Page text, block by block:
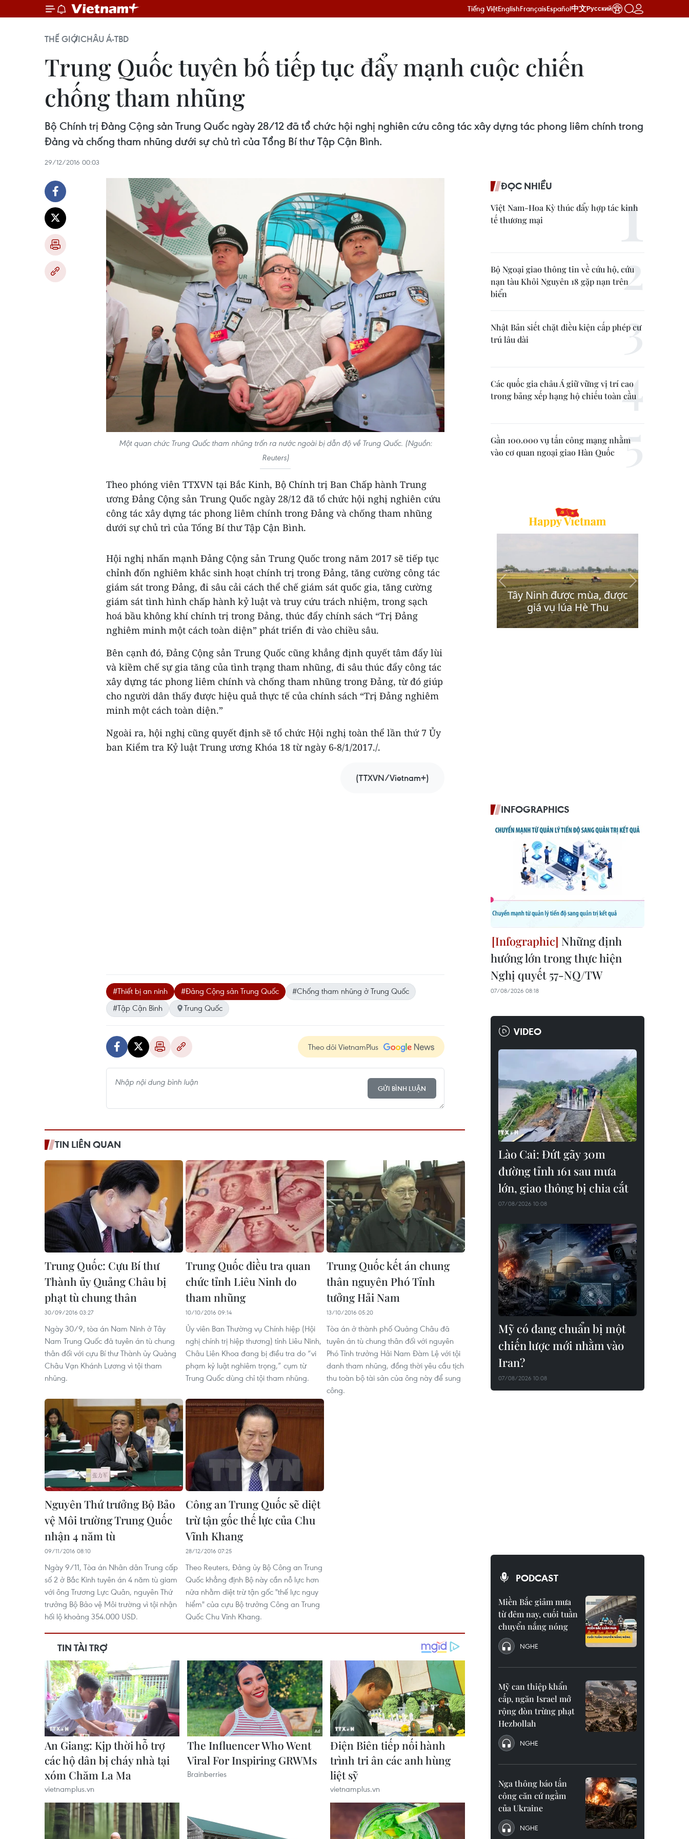
Tiếng ViệtEnglishFrançaisEspañol中文Русский
THẾ GIỚICHÂU Á-TBD
Trung Quốc tuyên bố tiếp tục đẩy mạnh cuộc chiến
chống tham nhũng
Bộ Chính trị Đảng Cộng sản Trung Quốc ngày 28/12 đã tổ chức hội nghị nghiên cứu công tác xây dựng tác phong liêm chính trong
Đảng và chống tham nhũng dưới sự chủ trì của Tổng Bí thư Tập Cận Bình.
29/12/2016 00:03
Một quan chức Trung Quốc tham nhũng trốn ra nước ngoài bị dẫn độ về Trung Quốc. (Nguồn:
Reuters)
Theo phóng viên TTXVN tại Bắc Kinh, Bộ Chính trị Ban Chấp hành Trung
ương Đảng Cộng sản Trung Quốc ngày 28/12 đã tổ chức hội nghị nghiên cứu
công tác xây dựng tác phong liêm chính trong Đảng và chống tham nhũng
dưới sự chủ trì của Tổng Bí thư Tập Cận Bình.
Hội nghị nhấn mạnh Đảng Cộng sản Trung Quốc trong năm 2017 sẽ tiếp tục
chỉnh đốn nghiêm khắc sinh hoạt chính trị trong Đảng, tăng cường công tác
giám sát trong Đảng, đi sâu cải cách thể chế giám sát quốc gia, tăng cường
giám sát tình hình chấp hành kỷ luật và truy cứu trách nhiệm, trong sạch
hoá bầu không khí chính trị trong Đảng, thúc đẩy chính sách “Trị Đảng
nghiêm minh một cách toàn diện” phát triển đi vào chiều sâu.
Bên cạnh đó, Đảng Cộng sản Trung Quốc cũng khẳng định quyết tâm đẩy lùi
và kiềm chế sự gia tăng của tình trạng tham nhũng, đi sâu thúc đẩy công tác
xây dựng tác phong liêm chính và chống tham nhũng trong Đảng, từ đó giúp
cho người dân thấy được hiệu quả thực tế của chính sách “Trị Đảng nghiêm
minh một cách toàn diện.”
Ngoài ra, hội nghị cũng quyết định sẽ tổ chức Hội nghị toàn thể lần thứ 7 Ủy
ban Kiểm tra Kỷ luật Trung ương Khóa 18 từ ngày 6-8/1/2017./.
(TTXVN/Vietnam+)
#Thiết bị an ninh #Đảng Cộng sản Trung Quốc
#Chống tham nhũng ở Trung Quốc
#Tập Cận Bình
Trung Quốc
Theo dõi VietnamPlus
GỬI BÌNH LUẬN
TIN LIÊN QUAN
Trung Quốc: Cựu Bí thư
Thành ủy Quảng Châu bị
phạt tù chung thân
30/09/2016 03:27
Ngày 30/9, tòa án Nam Ninh ở Tây
Nam Trung Quốc đã tuyên án tù chung
thân đối với cựu Bí thư Thành ủy Quảng
Châu Vạn Khánh Lương vì tội tham
nhũng.
Trung Quốc điều tra quan
chức tỉnh Liêu Ninh do
tham nhũng
10/10/2016 09:14
Ủy viên Ban Thường vụ Chính hiệp (Hội
nghị chính trị hiệp thương) tỉnh Liêu Ninh,
Châu Liên Khoa​ đang bị điều tra do “vi
phạm kỷ luật nghiêm trọng,” cụm từ
Trung Quốc dùng chỉ tội tham nhũng.
Trung Quốc kết án chung
thân nguyên Phó Tỉnh
tưởng Hải Nam
13/10/2016 05:20
Tòa án ở thành phố Quảng Châu đã
tuyên án tù chung thân đối với nguyên
Phó Tỉnh trưởng Hải Nam Đàm Lệ với tội
danh tham nhũng, đồng thời yêu cầu tịch
thu toàn bộ tài sản của ông này để sung
công.
Nguyên Thứ trưởng Bộ Bảo
vệ Môi trường Trung Quốc
nhận 4 năm tù
09/11/2016 08:10
Ngày 9/11, Tòa án Nhân dân Trung cấp
số 2 ở Bắc Kinh tuyên án 4 năm tù giam
với ông Trương Lực Quân, nguyên Thứ
trưởng Bộ Bảo vệ Môi trường vì tội nhận
hối lộ khoảng 354.000 USD.
Công an Trung Quốc sẽ diệt
trừ tận gốc thế lực của Chu
Vĩnh Khang
28/12/2016 07:25
Theo Reuters, Đảng ủy Bộ Công an Trung
Quốc khẳng định Bộ này cần nỗ lực hơn
nữa nhằm diệt trừ tận gốc "thế lực nguy
hiểm" của cựu Bộ trưởng Công an Trung
Quốc Chu Vĩnh Khang.
ĐỌC NHIỀU
Việt Nam-Hoa Kỳ thúc đẩy hợp tác kinh
tế thương mại
Bộ Ngoại giao thông tin về cứu hộ, cứu
nạn tàu Khôi Nguyên 18 gặp nạn trên
biển
Nhật Bản siết chặt điều kiện cấp phép cư
trú lâu dài
Các quốc gia châu Á giữ vững vị trí cao
trong bảng xếp hạng hộ chiếu toàn cầu
Gần 100.000 vụ tấn công mạng nhằm
vào cơ quan ngoại giao Hàn Quốc
INFOGRAPHICS
Những định
hướng lớn trong thực hiện
Nghị quyết 57-NQ/TW
07/08/2026 08:18
VIDEO
Lào Cai: Đứt gãy 30m
đường tỉnh 161 sau mưa
lớn, giao thông bị chia cắt
07/08/2026 10:08
Mỹ có đang chuẩn bị một
chiến lược mới nhằm vào
Iran?
07/08/2026 10:08
PODCAST
Miền Bắc giảm mưa
từ đêm nay, cuối tuần
chuyển nắng nóng
NGHE
Mỹ can thiệp khẩn
cấp, ngăn Israel mở
rộng đòn trừng phạt
Hezbollah
NGHE
Nga thông báo tấn
công căn cứ ngầm
của Ukraine
NGHE